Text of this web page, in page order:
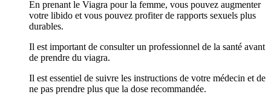
En prenant le Viagra pour la femme, vous pouvez augmenter
votre libido et vous pouvez profiter de rapports sexuels plus
durables.
Il est important de consulter un professionnel de la santé avant
de prendre du viagra.
Il est essentiel de suivre les instructions de votre médecin et de
ne pas prendre plus que la dose recommandée.